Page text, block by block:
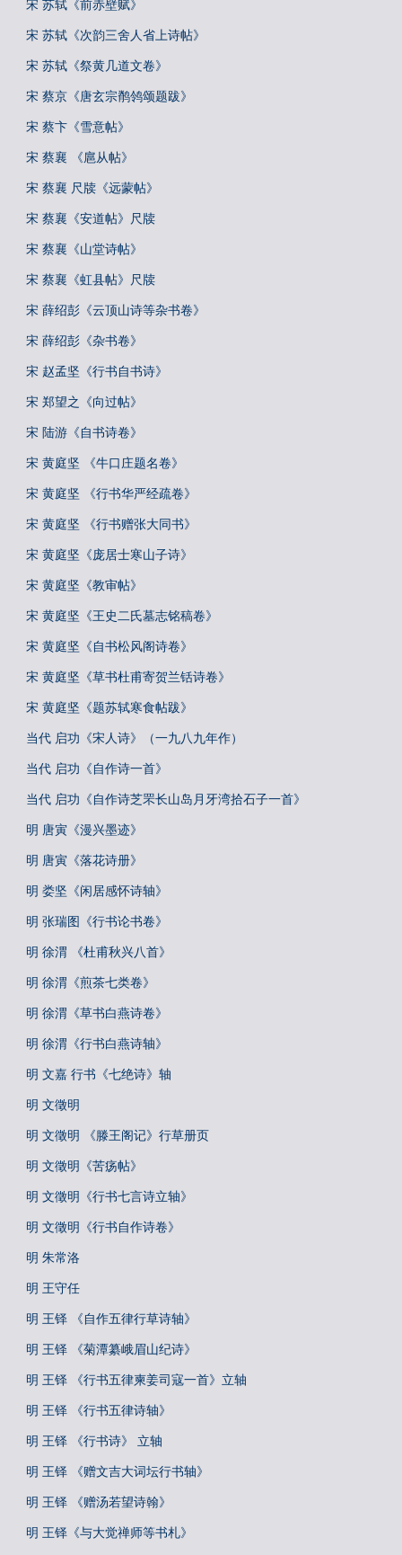
宋 苏轼《前赤壁赋》
宋 苏轼《次韵三舍人省上诗帖》
宋 苏轼《祭黄几道文卷》
宋 蔡京《唐玄宗鹡鸰颂题跋》
宋 蔡卞《雪意帖》
宋 蔡襄 《扈从帖》
宋 蔡襄 尺牍《远蒙帖》
宋 蔡襄《安道帖》尺牍
宋 蔡襄《山堂诗帖》
宋 蔡襄《虹县帖》尺牍
宋 薛绍彭《云顶山诗等杂书卷》
宋 薛绍彭《杂书卷》
宋 赵孟坚《行书自书诗》
宋 郑望之《向过帖》
宋 陆游《自书诗卷》
宋 黄庭坚 《牛口庄题名卷》
宋 黄庭坚 《行书华严经疏卷》
宋 黄庭坚 《行书赠张大同书》
宋 黄庭坚《庞居士寒山子诗》
宋 黄庭坚《教审帖》
宋 黄庭坚《王史二氏墓志铭稿卷》
宋 黄庭坚《自书松风阁诗卷》
宋 黄庭坚《草书杜甫寄贺兰铦诗卷》
宋 黄庭坚《题苏轼寒食帖跋》
当代 启功《宋人诗》（一九八九年作）
当代 启功《自作诗一首》
当代 启功《自作诗芝罘长山岛月牙湾拾石子一首》
明 唐寅《漫兴墨迹》
明 唐寅《落花诗册》
明 娄坚《闲居感怀诗轴》
明 张瑞图《行书论书卷》
明 徐渭 《杜甫秋兴八首》
明 徐渭《煎茶七类卷》
明 徐渭《草书白燕诗卷》
明 徐渭《行书白燕诗轴》
明 文嘉 行书《七绝诗》轴
明 文徵明
明 文徵明 《滕王阁记》行草册页
明 文徵明《苦疡帖》
明 文徵明《行书七言诗立轴》
明 文徵明《行书自作诗卷》
明 朱常洛
明 王守任
明 王铎 《自作五律行草诗轴》
明 王铎 《菊潭纂峨眉山纪诗》
明 王铎 《行书五律柬姜司寇一首》立轴
明 王铎 《行书五律诗轴》
明 王铎 《行书诗》 立轴
明 王铎 《赠文吉大词坛行书轴》
明 王铎 《赠汤若望诗翰》
明 王铎《与大觉禅师等书札》